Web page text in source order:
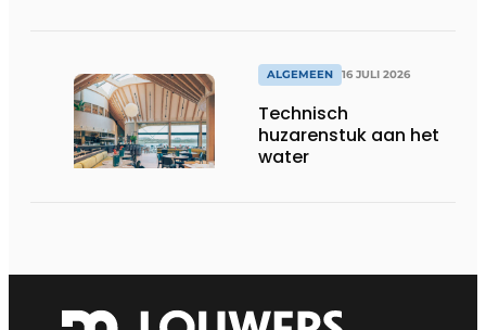
ALGEMEEN 16 JULI 2026
Technisch
huzarenstuk aan het
water